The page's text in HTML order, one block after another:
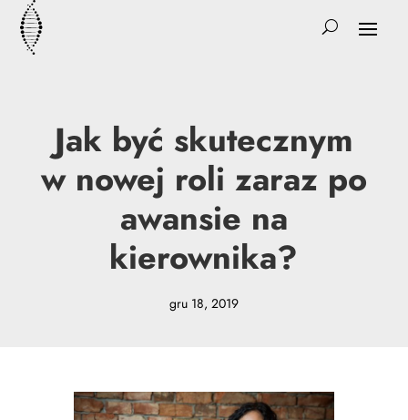
Jak być skutecznym
w nowej roli zaraz po
awansie na
kierownika?
gru 18, 2019